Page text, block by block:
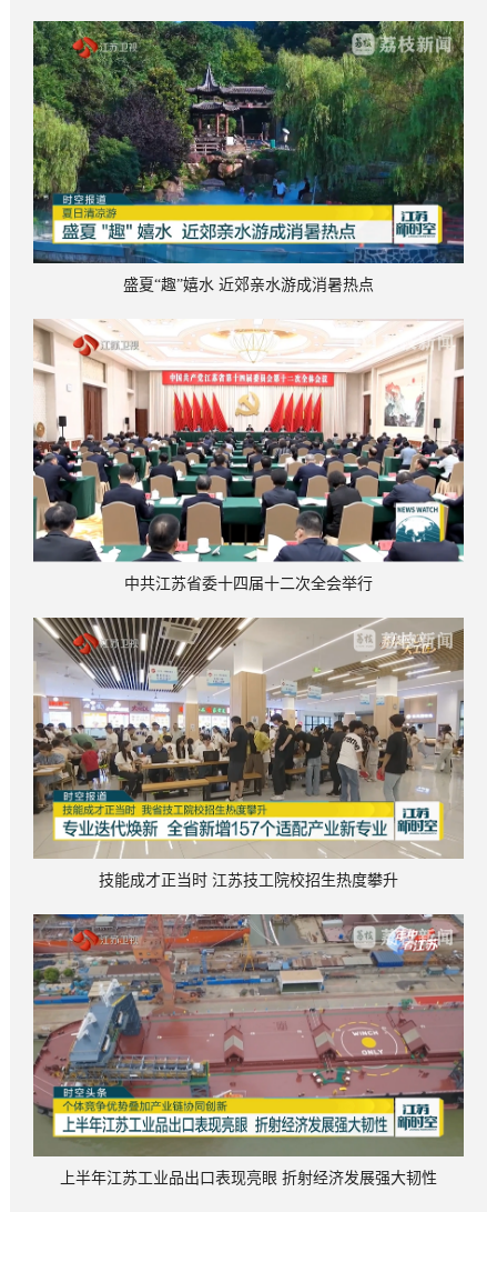
盛夏“趣”嬉水 近郊亲水游成消暑热点
中共江苏省委十四届十二次全会举行
技能成才正当时 江苏技工院校招生热度攀升
上半年江苏工业品出口表现亮眼 折射经济发展强大韧性